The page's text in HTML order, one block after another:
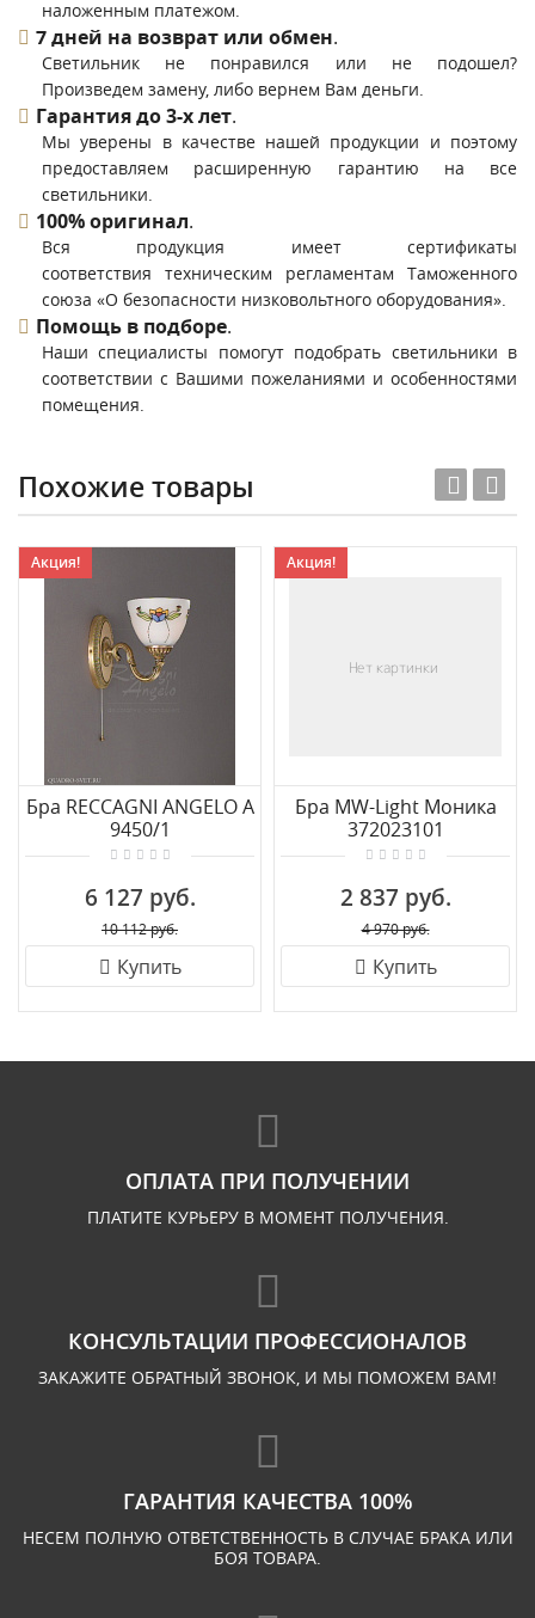
наложенным платежом.
7 дней на возврат или обмен.
Светильник не понравился или не подошел?
Произведем замену, либо вернем Вам деньги.
Гарантия до 3-х лет.
Мы уверены в качестве нашей продукции и поэтому
предоставляем расширенную гарантию на все
светильники.
100% оригинал.
Вся продукция имеет сертификаты
соответствия техническим регламентам Таможенного
союза «О безопасности низковольтного оборудования».
Помощь в подборе.
Наши специалисты помогут подобрать светильники в
соответствии с Вашими пожеланиями и особенностями
помещения.
Похожие товары
Акция!
Бра RECCAGNI ANGELO A
9450/1
6 127 руб.
10 112 руб.
Купить
Акция!
Бра MW-Light Моника
372023101
2 837 руб.
4 970 руб.
Купить
ОПЛАТА ПРИ ПОЛУЧЕНИИ
ПЛАТИТЕ КУРЬЕРУ В МОМЕНТ ПОЛУЧЕНИЯ.
КОНСУЛЬТАЦИИ ПРОФЕССИОНАЛОВ
ЗАКАЖИТЕ ОБРАТНЫЙ ЗВОНОК, И МЫ ПОМОЖЕМ ВАМ!
ГАРАНТИЯ КАЧЕСТВА 100%
НЕСЕМ ПОЛНУЮ ОТВЕТСТВЕННОСТЬ В СЛУЧАЕ БРАКА ИЛИ
БОЯ ТОВАРА.